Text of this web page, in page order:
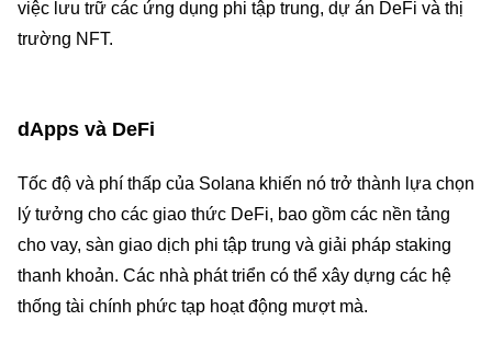
việc lưu trữ các ứng dụng phi tập trung, dự án DeFi và thị
trường NFT.
dApps và DeFi
Tốc độ và phí thấp của Solana khiến nó trở thành lựa chọn
lý tưởng cho các giao thức DeFi, bao gồm các nền tảng
cho vay, sàn giao dịch phi tập trung và giải pháp staking
thanh khoản. Các nhà phát triển có thể xây dựng các hệ
thống tài chính phức tạp hoạt động mượt mà.